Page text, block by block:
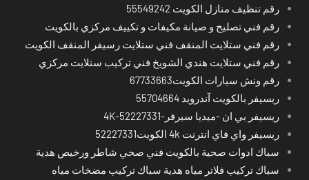
رقم تنظيف منازل الكويت 55549242
رقم فني تصليح و صيانة مكيفات و تكييف مركزي بالكويت
رقم فني ستلايت المنقف فني ستلايت رسيفر المنقف الكويت
رقم فني ستلايت هندي الشويخ فني تركيب ستلايت مركزي
رقم ونش سيارات الكويت67733663
ريسيفر بالكويت آندرويد 55704664
ريسيفر بي ان -ميديا سيرفر-4K-52227331
ريسيفر واي فاي انترنت 4k الكويت52227331
سباك ادوات صحية بالكويت فني صحي شاطر ورخيص هدية
سباك تركيب فلاتر مياه هدية سباك تركيب مضخات مياه